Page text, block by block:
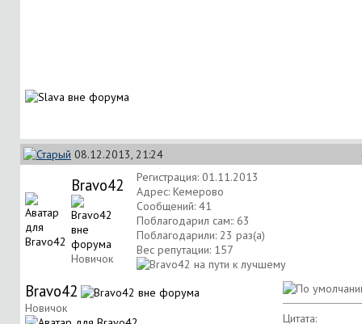
08.12.2013, 21:24
Bravo42
Новичок
Регистрация: 01.11.2013
Адрес: Кемерово
Сообщений: 41
Поблагодарил сам:: 63
Поблагодарили: 23 раз(а)
Вес репутации: 157
Bravo42
Новичок
Цитата: